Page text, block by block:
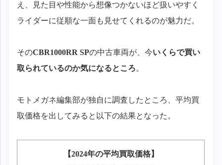
え、見た目や性能から想像つかないほど扱いやすく
ライダーに従順な一面も見せてくれるのが魅力だ。
そのCBR1000RR SPの中古車両が、今いくらで買い
取られているのか気になるところ。
モトメガネ編集部が独自に調査したところ、平均買
取価格を出してみると以下の結果となった。
【2024年の平均買取価格】